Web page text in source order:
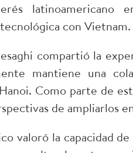
latinoamericano
con Vietnam.
compartió la
mantiene una
Como parte de
de ampliarlos
valoró la capacidad